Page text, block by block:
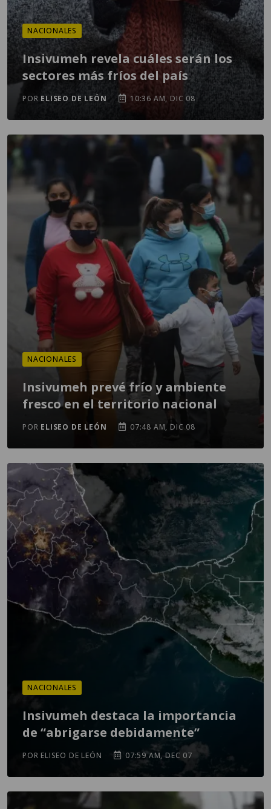
NACIONALES
Insivumeh revela cuáles serán los
sectores más fríos del país
POR ELISEO DE LEÓN 10:36 AM, DIC 08
NACIONALES
Insivumeh prevé frío y ambiente
fresco en el territorio nacional
POR ELISEO DE LEÓN 07:48 AM, DIC 08
NACIONALES
Insivumeh destaca la importancia
de “abrigarse debidamente”
POR ELISEO DE LEÓN 07:59 AM, DEC 07